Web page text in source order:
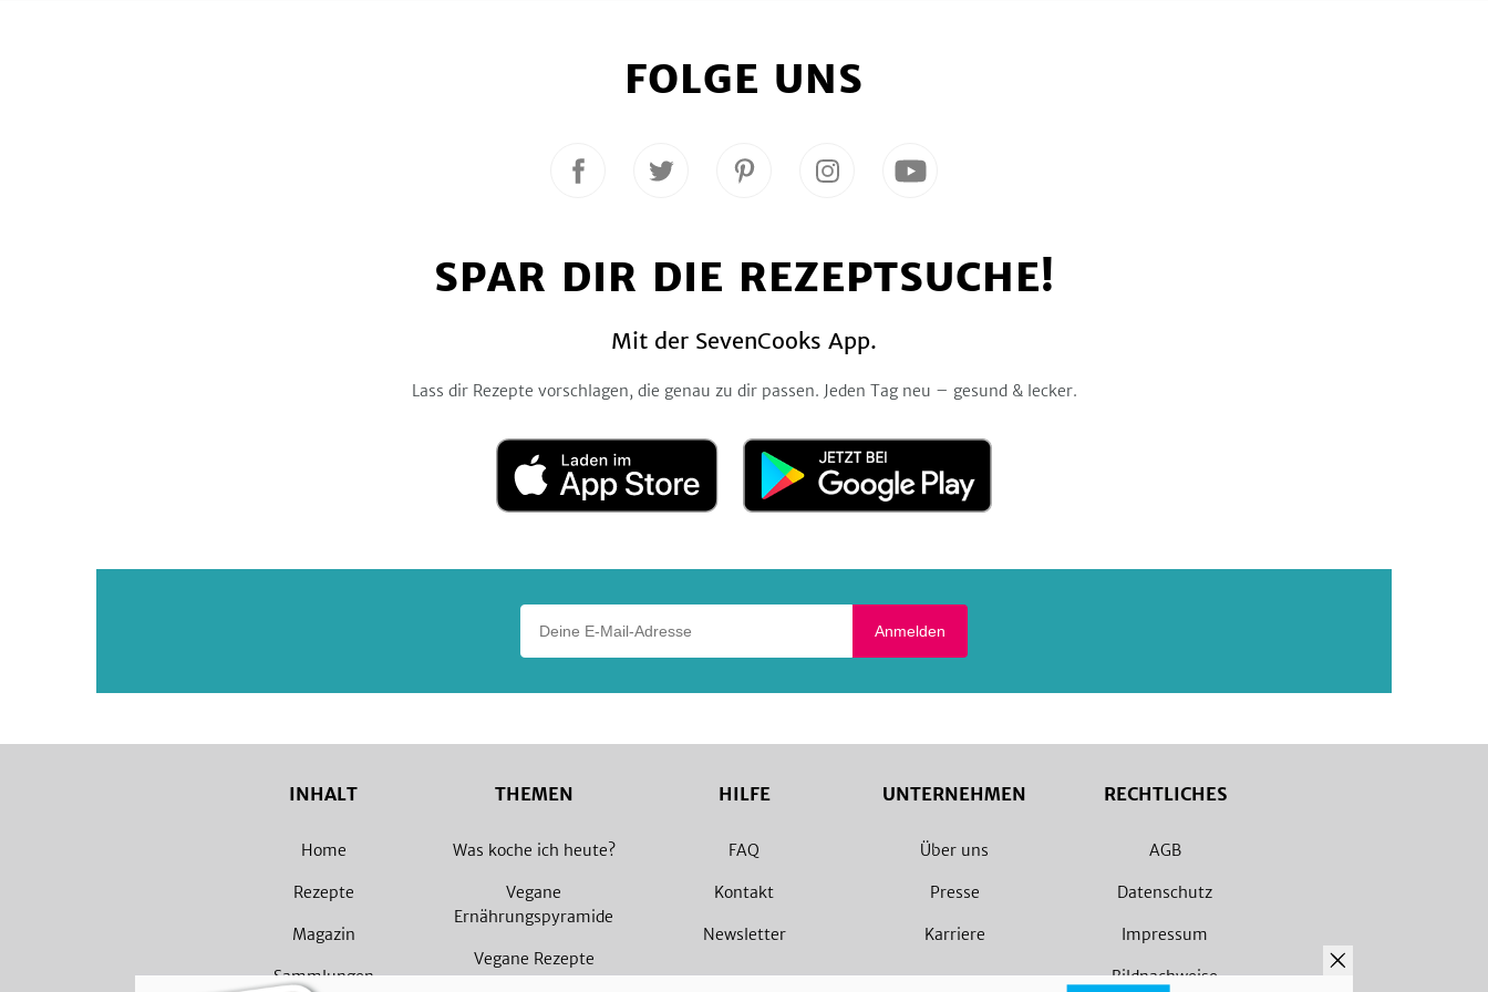
FOLGE UNS
Folge
Facebook
Folge
Twitter
Folge
Pinterest
Folge
Instagram
Folge
YouTube
SPAR DIR DIE REZEPTSUCHE!
Mit der SevenCooks App.
Lass dir Rezepte vorschlagen, die genau zu dir passen. Jeden Tag neu – gesund & lecker.
Laden
im
App
Jetzt
Google
Anmelden
INHALT
Home
Rezepte
Magazin
Sammlungen
THEMEN
Was koche ich heute?
Vegane
Ernährungspyramide
Vegane Rezepte
HILFE
FAQ
Kontakt
Newsletter
UNTERNEHMEN
Über uns
Presse
Karriere
RECHTLICHES
AGB
Datenschutz
Impressum
Bildnachweise